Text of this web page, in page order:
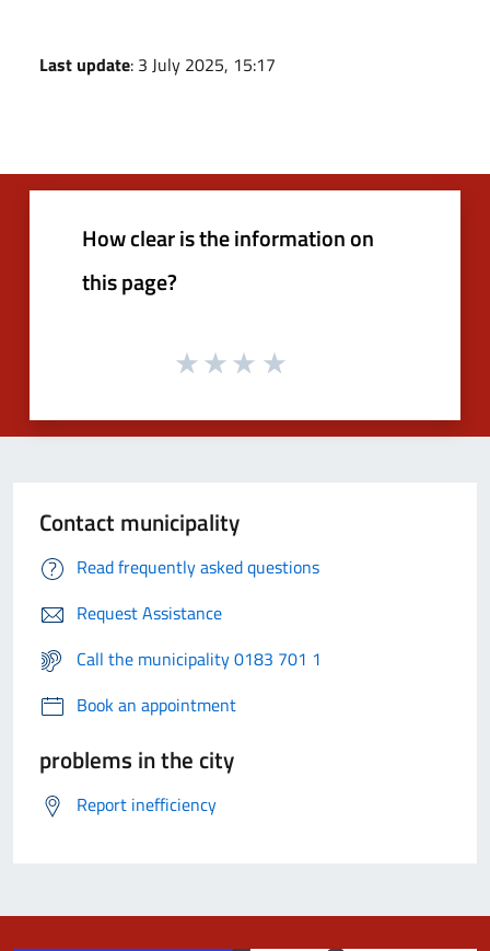
Last update: 3 July 2025, 15:17
How clear is the information on
this page?
Contact municipality
Read frequently asked questions
Request Assistance
Call the municipality 0183 701 1
Book an appointment
problems in the city
Report inefficiency